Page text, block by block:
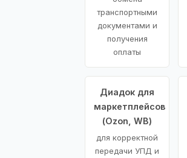
транспортными
документами и
получения
оплаты
Диадок для
маркетплейсов
(Ozon, WB)
для корректной
передачи УПД и